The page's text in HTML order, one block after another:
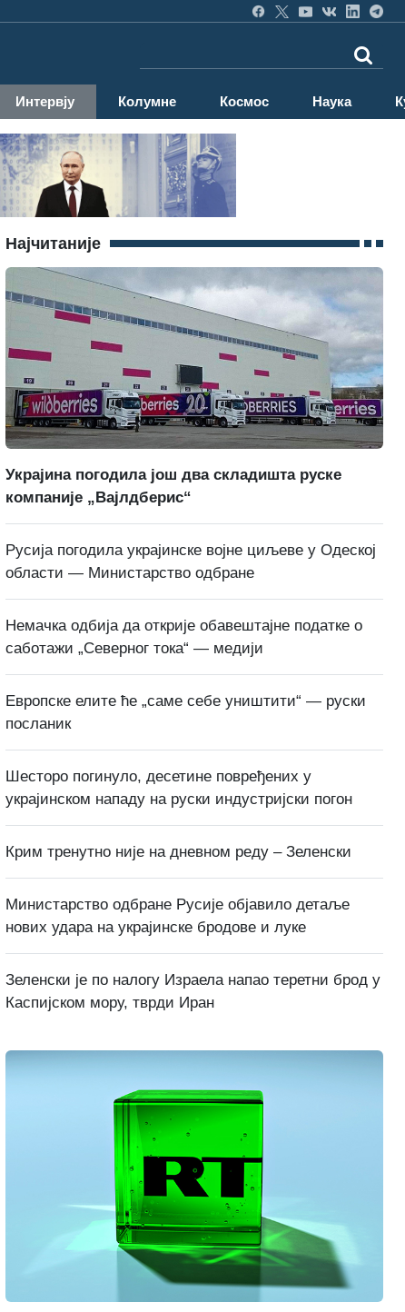
Интервју Колумне Космос Наука
Најчитаније
Украјина погодила још два складишта руске
компаније „Вајлдберис“
Русија погодила украјинске војне циљеве у Одеској
области — Министарство одбране
Немачка одбија да открије обавештајне податке о
саботажи „Северног тока“ — медији
Европске елите ће „саме себе уништити“ — руски
посланик
Шесторо погинуло, десетине повређених у
украјинском нападу на руски индустријски погон
Крим тренутно није на дневном реду – Зеленски
Министарство одбране Русије објавило детаље
нових удара на украјинске бродове и луке
Зеленски је по налогу Израела напао теретни брод у
Каспијском мору, тврди Иран